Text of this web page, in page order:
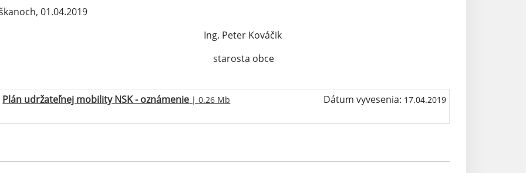
01.04.2019
Peter Kováčik
obce
Plán udržateľnej mobility NSK - oznámenie | 0.26 Mb Dátum vyvesenia: 17.04.2019